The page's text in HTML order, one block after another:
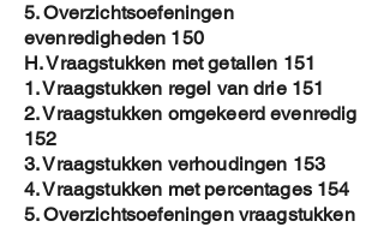
5. Overzichtsoefeningen
evenredigheden 150
H. Vraagstukken met getallen 151
1. Vraagstukken regel van drie 151
2. Vraagstukken omgekeerd evenredig
152
3. Vraagstukken verhoudingen 153
4. Vraagstukken met percentages 154
5. Overzichtsoefeningen vraagstukken